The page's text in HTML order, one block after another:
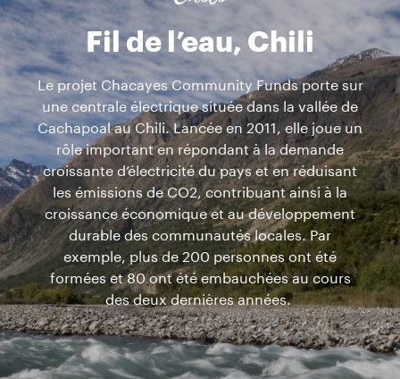
Fil de l’eau, Chili
Le projet Chacayes Community Funds porte sur
une centrale électrique située dans la vallée de
Cachapoal au Chili. Lancée en 2011, elle joue un
rôle important en répondant à la demande
croissante d’électricité du pays et en réduisant
les émissions de CO2, contribuant ainsi à la
croissance économique et au développement
durable des communautés locales. Par
exemple, plus de 200 personnes ont été
formées et 80 ont été embauchées au cours
des deux dernières années.